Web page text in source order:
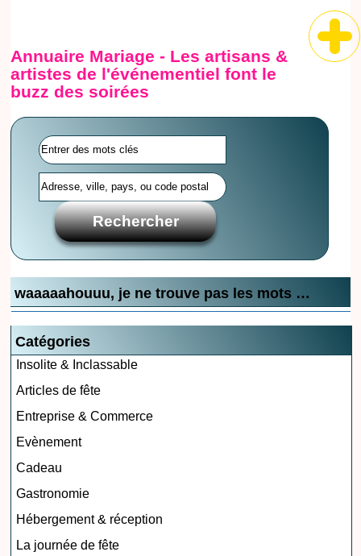
Annuaire Mariage - Les artisans &
artistes de l'événementiel font le
buzz des soirées
waaaaahouuu, je ne trouve pas les mots …
Catégories
Insolite & Inclassable
Articles de fête
Entreprise & Commerce
Evènement
Cadeau
Gastronomie
Hébergement & réception
La journée de fête